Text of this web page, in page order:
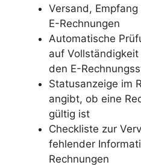
Versand,
E-Rechnungen
Automatische
auf
den E-
Statusanzeige im
angibt, ob eine
gültig ist
Checkliste zur
fehlender
Rechnungen